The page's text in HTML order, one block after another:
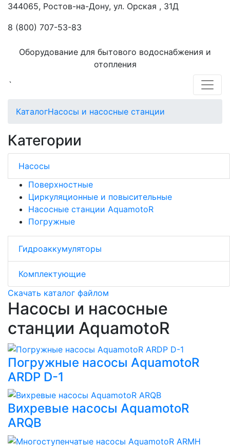
344065, Ростов-на-Дону, ул. Орская , 31Д
8 (800) 707-53-83
Оборудование для бытового водоснабжения и
отопления
`
КаталогНасосы и насосные станции
Категории
Насосы
Поверхностные
Циркуляционные и повысительные
Насосные станции AquamotoR
Погружные
Гидроаккумуляторы
Комплектующие
Скачать каталог файлом
Насосы и насосные
станции AquamotoR
Погружные насосы AquamotoR
ARDP D-1
Вихревые насосы AquamotoR
ARQB